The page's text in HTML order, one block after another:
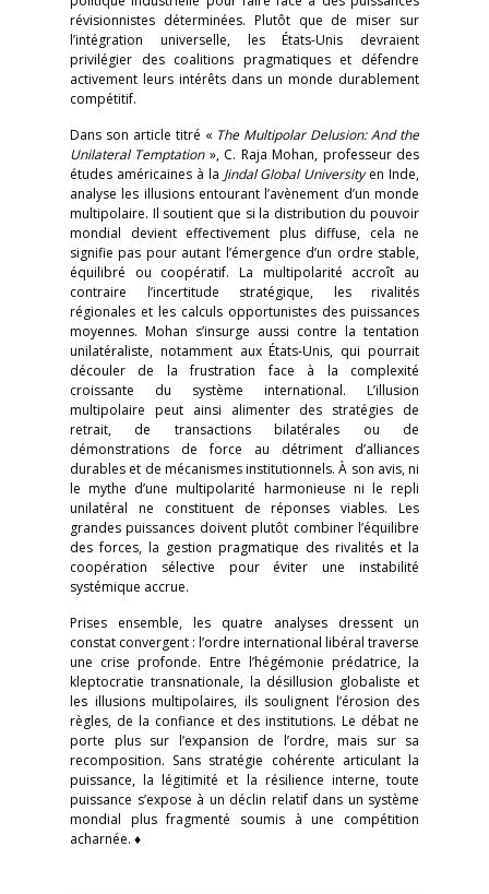
révisionnistes déterminées. Plutôt que de miser sur
l’intégration universelle, les États-Unis devraient
privilégier des coalitions pragmatiques et défendre
activement leurs intérêts dans un monde durablement
compétitif.
Dans son article titré « The Multipolar Delusion: And the
Unilateral Temptation», C. Raja Mohan, professeur des
études américaines à la Jindal Global Universityen Inde,
analyse les illusions entourant l’avènement d’un monde
multipolaire. Il soutient que si la distribution du pouvoir
mondial devient effectivement plus diffuse, cela ne
signifie pas pour autant l’émergence d’un ordre stable,
équilibré ou coopératif. La multipolarité accroît au
contraire l’incertitude stratégique, les rivalités
régionales et les calculs opportunistes des puissances
moyennes. Mohan s’insurge aussi contre la tentation
unilatéraliste, notamment aux États-Unis, qui pourrait
découler de la frustration face à la complexité
croissante du système international. L’illusion
multipolaire peut ainsi alimenter des stratégies de
retrait, de transactions bilatérales ou de
démonstrations de force au détriment d’alliances
durables et de mécanismes institutionnels. À son avis, ni
le mythe d’une multipolarité harmonieuse ni le repli
unilatéral ne constituent de réponses viables. Les
grandes puissances doivent plutôt combiner l’équilibre
des forces, la gestion pragmatique des rivalités et la
coopération sélective pour éviter une instabilité
systémique accrue.
Prises ensemble, les quatre analyses dressent un
constat convergent : l’ordre international libéral traverse
une crise profonde. Entre l’hégémonie prédatrice, la
kleptocratie transnationale, la désillusion globaliste et
les illusions multipolaires, ils soulignent l’érosion des
règles, de la confiance et des institutions. Le débat ne
porte plus sur l’expansion de l’ordre, mais sur sa
recomposition. Sans stratégie cohérente articulant la
puissance, la légitimité et la résilience interne, toute
puissance s’expose à un déclin relatif dans un système
mondial plus fragmenté soumis à une compétition
acharnée. ♦